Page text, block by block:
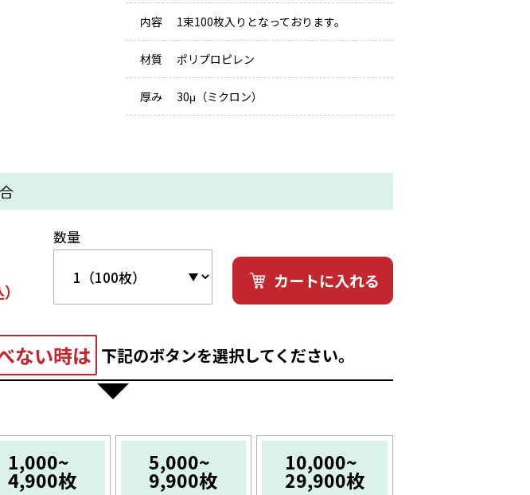
内容 1束100枚入りとなっております。
材質 ポリプロピレン
厚み 30μ（ミクロン）
数量
カートに入れる
ない時は 下記のボタンを選択してください。
1,000~
4,900枚
5,000~
9,900枚
10,000~
29,900枚